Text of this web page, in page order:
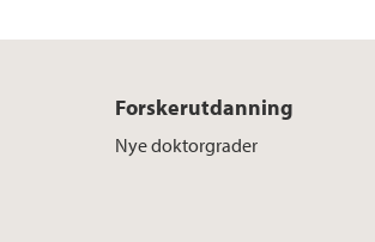
Forskerutdanning
Nye doktorgrader